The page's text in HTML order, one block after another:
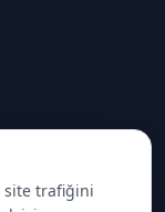
site trafiğini